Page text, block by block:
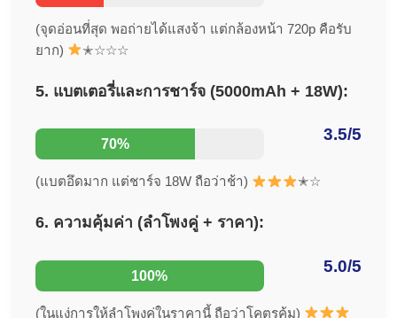
(จุดอ่อนที่สุด พอถ่ายได้แสงจ้า แต่กล้องหน้า 720p คือรับ
ยาก)
✭☆☆☆
5. แบตเตอรี่และการชาร์จ (5000mAh + 18W):
70%
3.5/5
(แบตอึดมาก แต่ชาร์จ 18W ถือว่าช้า) ✭☆
6. ความคุ้มค่า (ลำโพงคู่ + ราคา):
100%
5.0/5
(ในแง่การให้ลำโพงคู่ในราคานี้ ถือว่าโคตรคุ้ม)